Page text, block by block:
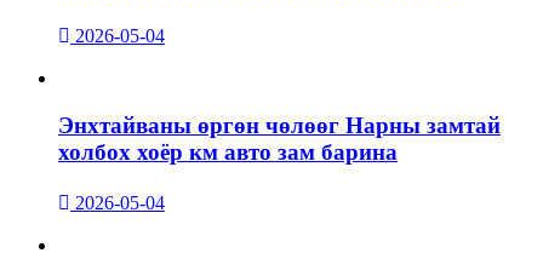
2026-05-04
Энхтайваны өргөн чөлөөг Нарны замтай
холбох хоёр км авто зам барина
2026-05-04